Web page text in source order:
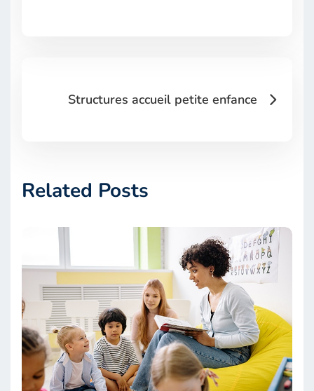
Structures accueil petite enfance
Related Posts